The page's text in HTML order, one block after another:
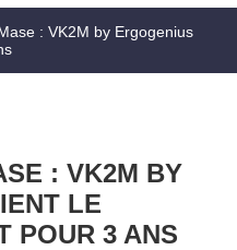
: VK2M by Ergogenius
: VK2M BY
LE
POUR 3 ANS